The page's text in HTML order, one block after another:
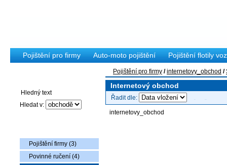
Hledat v:
Pojištění firmy (3)
Povinné ručení (4)
Pojištění pro firmy / internetovy_obchod /
Internetový obchod
Řadit dle:
internetovy_obchod
Pojištění pro firmy Auto-moto pojištění Pojištění flotily